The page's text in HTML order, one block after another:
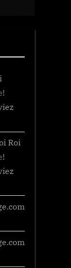
Roi